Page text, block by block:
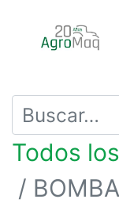
Todos